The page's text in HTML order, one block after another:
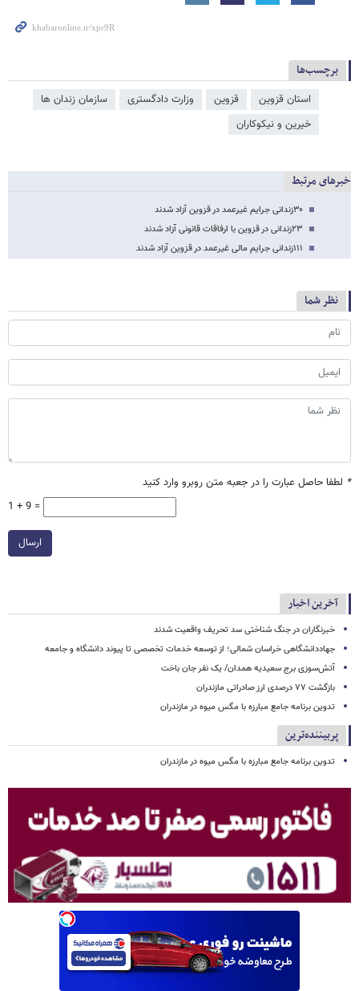
برچسب‌ها
استان قزوین قزوین وزارت دادگستری
سازمان زندان ها
خیرین و نیکوکاران
خبرهای مرتبط
۳۰زندانی جرایم غیرعمد در قزوین آزاد شدند
۲۳زندانی در قزوین با ارفاقات قانونی آزاد شدند
۱۱۱زندانی جرایم مالی غیرعمد در قزوین آزاد شدند
نظر شما
* لطفا حاصل عبارت را در جعبه متن روبرو وارد کنید
1 + 9 =
ارسال
آخرین اخبار
خبرنگاران در جنگ شناختی سد تحریف واقعیت شدند
جهاددانشگاهی خراسان شمالی؛ از توسعه خدمات تخصصی تا پیوند دانشگاه و جامعه
آتش‌سوزی برج سعیدیه همدان/ یک نفر جان باخت
بازگشت ۷۷ درصدی ارز صادراتی مازندران
تدوین برنامه جامع مبارزه با مگس میوه در مازندران
پربیننده‌ترین
تدوین برنامه جامع مبارزه با مگس میوه در مازندران